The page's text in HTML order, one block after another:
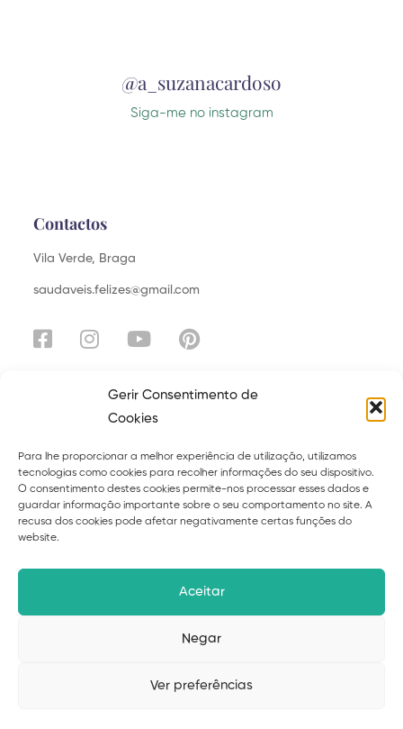
Gerir Consentimento de
Cookies
Para lhe proporcionar a melhor experiência de utilização, utilizamos
tecnologias como cookies para recolher informações do seu dispositivo.
O consentimento destes cookies permite-nos processar esses dados e
guardar informação importante sobre o seu comportamento no site. A
recusa dos cookies pode afetar negativamente certas funções do
website.
Aceitar
Negar
Ver preferências
@a_suzanacardoso
Siga-me no instagram
Contactos
Vila Verde, Braga
saudaveis.felizes@gmail.com
Sobre Serviços
Curso Ebooks
Blog
Políticas de privacidade Termos
© 2026 Suzana Cardoso – desenvolvido por